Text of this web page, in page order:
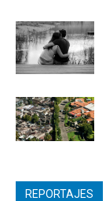
REPORTAJES